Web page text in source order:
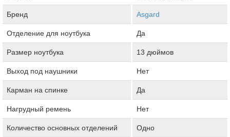
Бренд Asgard
Отделение для ноутбука Да
Размер ноутбука 13 дюймов
Выход под наушники Нет
Карман на спинке Да
Нагрудный ремень Нет
Количество основных отделений Одно